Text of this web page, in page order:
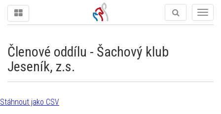
Členové oddílu - Šachový klub
Jeseník, z.s.
Stáhnout jako CSV